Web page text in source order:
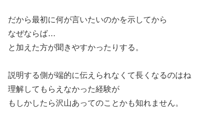
だから最初に何が言いたいのかを示してから
なぜならば…
と加えた方が聞きやすかったりする。
説明する側が端的に伝えられなくて長くなるのはね
理解してもらえなかった経験が
もしかしたら沢山あってのことかも知れません。